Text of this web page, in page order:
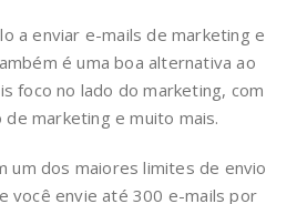
a enviar e-mails de marketing e
é uma boa alternativa ao
foco no lado do marketing, com
marketing e muito mais.
um dos maiores limites de envio
você envie até 300 e-mails por